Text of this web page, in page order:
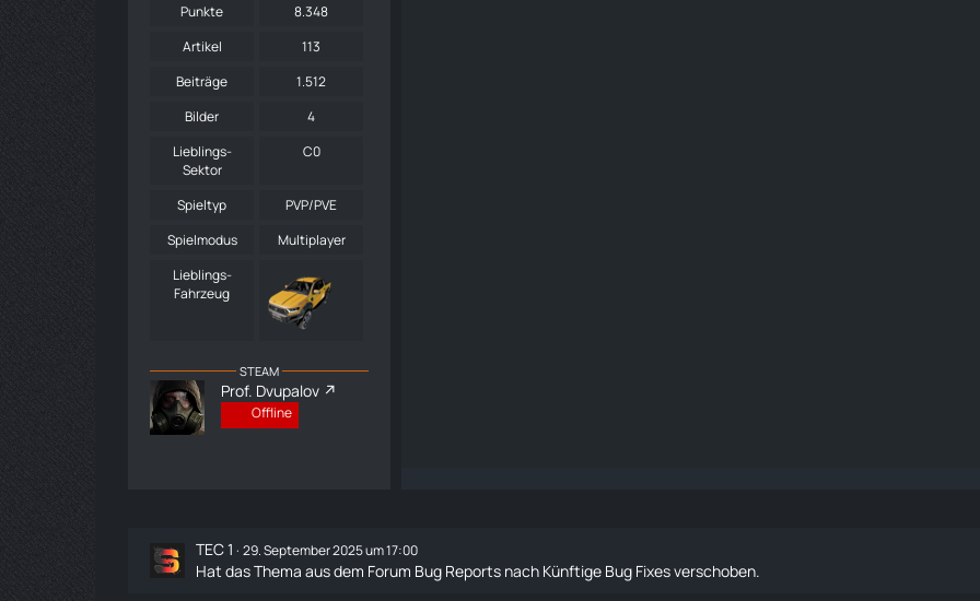
Punkte
8.348
Artikel
113
Beiträge
1.512
Bilder
4
Lieblings-
Sektor
C0
Spieltyp
PVP/PVE
Spielmodus
Multiplayer
Lieblings-
Fahrzeug
STEAM
Prof. Dvupalov
Offline
TEC 1 29. September 2025 um 17:00
Hat das Thema aus dem Forum Bug Reports nach Künftige Bug Fixesverschoben.